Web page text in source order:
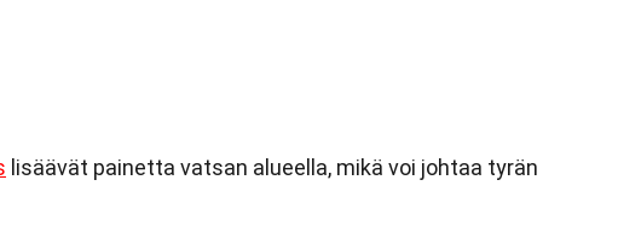
lisäävät painetta vatsan alueella, mikä voi johtaa tyrän